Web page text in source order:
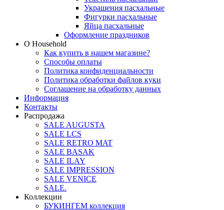
Украшения пасхальные
Фигурки пасхальные
Яйца пасхальные
Оформление праздников
О Household
Как купить в нашем магазине?
Способы оплаты
Политика конфиденциальности
Политика обработки файлов куки
Соглашение на обработку данных
Информация
Контакты
Распродажа
SALE AUGUSTA
SALE LCS
SALE RETRO MAT
SALE BASAK
SALE ILAY
SALE IMPRESSION
SALE VENICE
SALE.
Коллекции
БУКИНГЕМ коллекция